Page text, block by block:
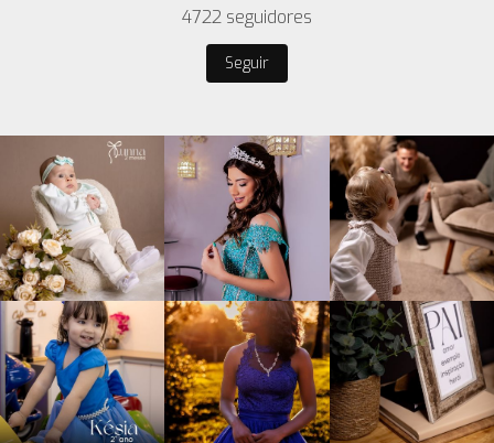
4722 seguidores
Seguir